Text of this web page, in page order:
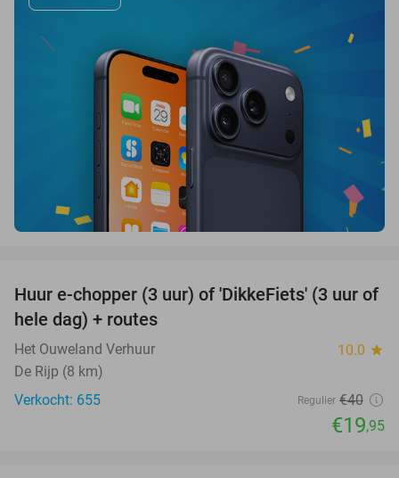
50%
Huur e-chopper (3 uur) of 'DikkeFiets' (3 uur of
hele dag) + routes
Het Ouweland Verhuur 10.0 star
De Rijp (8 km)
Verkocht: 655
Regulier €40
€19,95